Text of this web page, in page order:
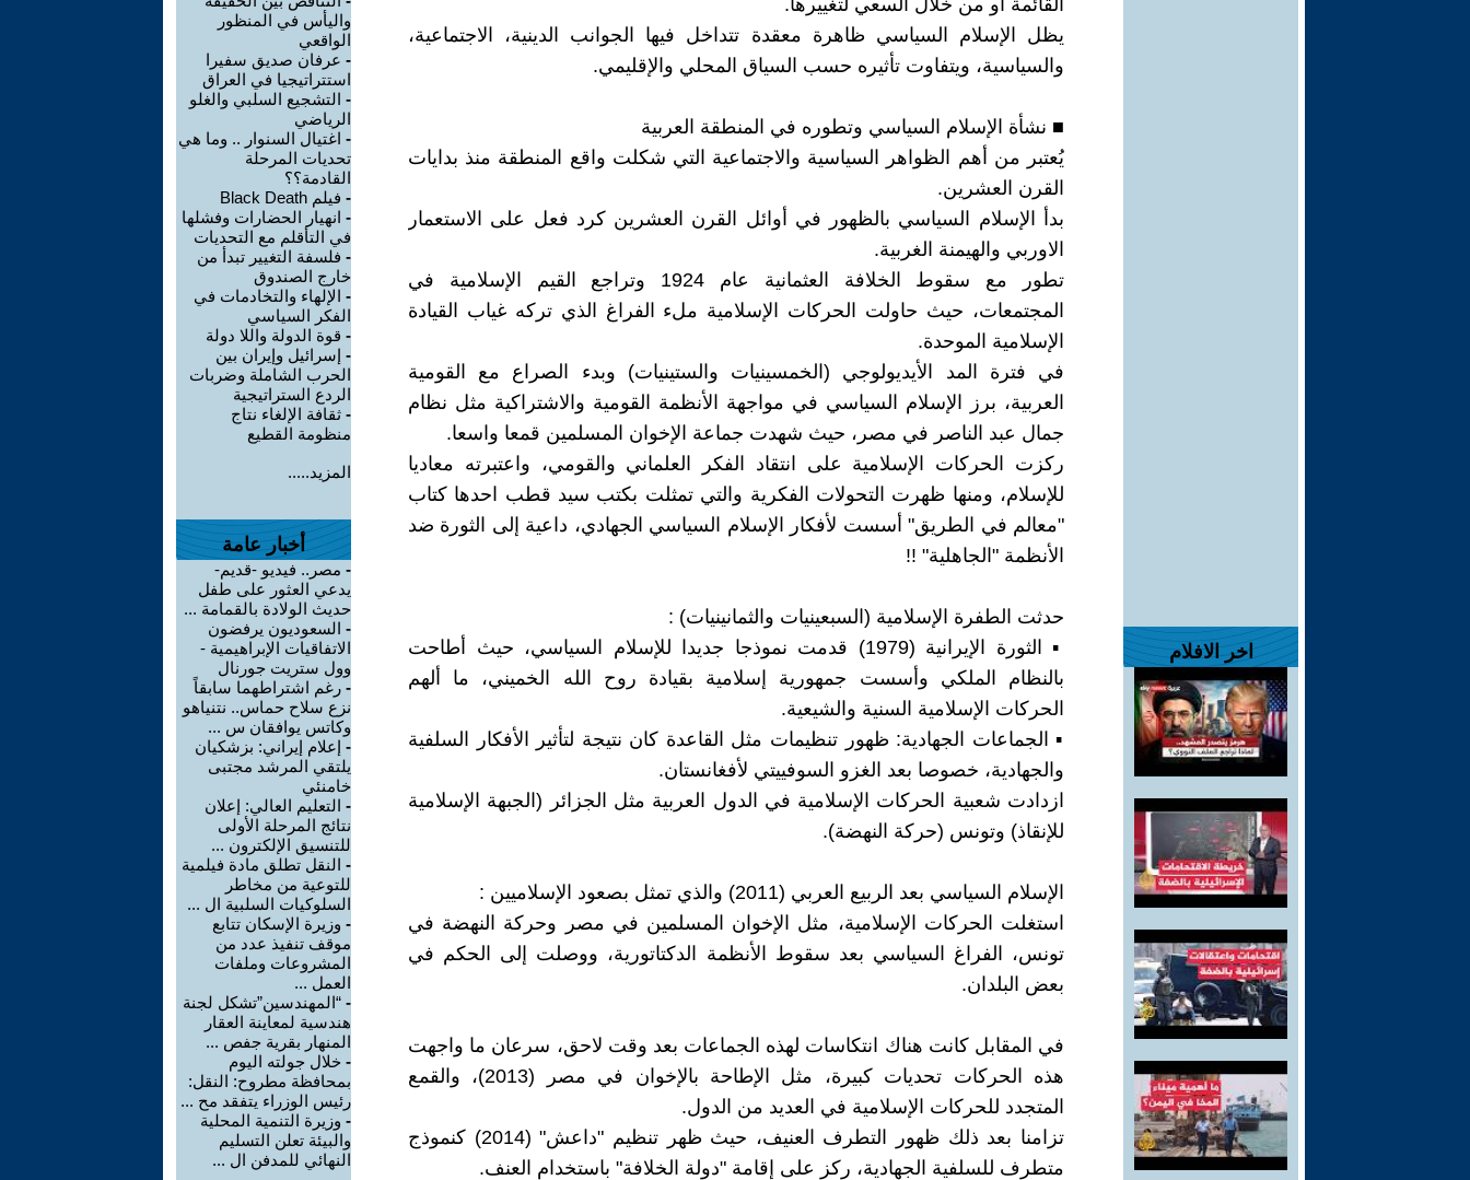
اخر الافلام
القائمة أو من خلال السعي لتغييرها.
يظل الإسلام السياسي ظاهرة معقدة تتداخل فيها الجوانب الدينية، الاجتماعية،
والسياسية، ويتفاوت تأثيره حسب السياق المحلي والإقليمي.
■ نشأة الإسلام السياسي وتطوره في المنطقة العربية
يُعتبر من أهم الظواهر السياسية والاجتماعية التي شكلت واقع المنطقة منذ بدايات
القرن العشرين.
بدأ الإسلام السياسي بالظهور في أوائل القرن العشرين كرد فعل على الاستعمار
الاوربي والهيمنة الغربية.
تطور مع سقوط الخلافة العثمانية عام 1924 وتراجع القيم الإسلامية في
المجتمعات، حيث حاولت الحركات الإسلامية ملء الفراغ الذي تركه غياب القيادة
الإسلامية الموحدة.
في فترة المد الأيديولوجي (الخمسينيات والستينيات) وبدء الصراع مع القومية
العربية، برز الإسلام السياسي في مواجهة الأنظمة القومية والاشتراكية مثل نظام
جمال عبد الناصر في مصر، حيث شهدت جماعة الإخوان المسلمين قمعا واسعا.
ركزت الحركات الإسلامية على انتقاد الفكر العلماني والقومي، واعتبرته معاديا
للإسلام، ومنها ظهرت التحولات الفكرية والتي تمثلت بكتب سيد قطب احدها كتاب
"معالم في الطريق" أسست لأفكار الإسلام السياسي الجهادي، داعية إلى الثورة ضد
الأنظمة "الجاهلية" !!
حدثت الطفرة الإسلامية (السبعينيات والثمانينيات) :
▪︎ الثورة الإيرانية (1979) قدمت نموذجا جديدا للإسلام السياسي، حيث أطاحت
بالنظام الملكي وأسست جمهورية إسلامية بقيادة روح الله الخميني، ما ألهم
الحركات الإسلامية السنية والشيعية.
▪︎ الجماعات الجهادية: ظهور تنظيمات مثل القاعدة كان نتيجة لتأثير الأفكار السلفية
والجهادية، خصوصا بعد الغزو السوفييتي لأفغانستان.
ازدادت شعبية الحركات الإسلامية في الدول العربية مثل الجزائر (الجبهة الإسلامية
للإنقاذ) وتونس (حركة النهضة).
الإسلام السياسي بعد الربيع العربي (2011) والذي تمثل بصعود الإسلاميين :
استغلت الحركات الإسلامية، مثل الإخوان المسلمين في مصر وحركة النهضة في
تونس، الفراغ السياسي بعد سقوط الأنظمة الدكتاتورية، ووصلت إلى الحكم في
بعض البلدان.
في المقابل كانت هناك انتكاسات لهذه الجماعات بعد وقت لاحق، سرعان ما واجهت
هذه الحركات تحديات كبيرة، مثل الإطاحة بالإخوان في مصر (2013)، والقمع
المتجدد للحركات الإسلامية في العديد من الدول.
تزامنا بعد ذلك ظهور التطرف العنيف، حيث ظهر تنظيم "داعش" (2014) كنموذج
متطرف للسلفية الجهادية، ركز على إقامة "دولة الخلافة" باستخدام العنف.
واليأس في المنظور
الواقعي
- عرفان صديق سفيرا
استتراتيجيا في العراق
- التشجيع السلبي والغلو
الرياضي
- اغتيال السنوار .. وما هي
تحديات المرحلة
القادمة؟؟
- فيلم Black Death
- انهيار الحضارات وفشلها
في التأقلم مع التحديات
- فلسفة التغيير تبدأ من
خارج الصندوق
- الإلهاء والتخادمات في
الفكر السياسي
- قوة الدولة واللا دولة
- إسرائيل وإيران بين
الحرب الشاملة وضربات
الردع الستراتيجية
- ثقافة الإلغاء نتاج
منظومة القطيع
المزيد.....
أخبار عامة
- مصر.. فيديو -قديم-
يدعي العثور على طفل
حديث الولادة بالقمامة ...
- السعوديون يرفضون
الاتفاقيات الإبراهيمية -
وول ستريت جورنال
- رغم اشتراطهما سابقاً
نزع سلاح حماس.. نتنياهو
وكاتس يوافقان س ...
- إعلام إيراني: بزشكيان
يلتقي المرشد مجتبى
خامنئي
- التعليم العالي: إعلان
نتائج المرحلة الأولى
للتنسيق الإلكترون ...
- النقل تطلق مادة فيلمية
للتوعية من مخاطر
السلوكيات السلبية ال ...
- وزيرة الإسكان تتابع
موقف تنفيذ عدد من
المشروعات وملفات
العمل ...
- “المهندسين”تشكل لجنة
هندسية لمعاينة العقار
المنهار بقرية جفص ...
- خلال جولته اليوم
بمحافظة مطروح: النقل:
رئيس الوزراء يتفقد مح ...
- وزيرة التنمية المحلية
والبيئة تعلن التسليم
النهائي للمدفن ال ...